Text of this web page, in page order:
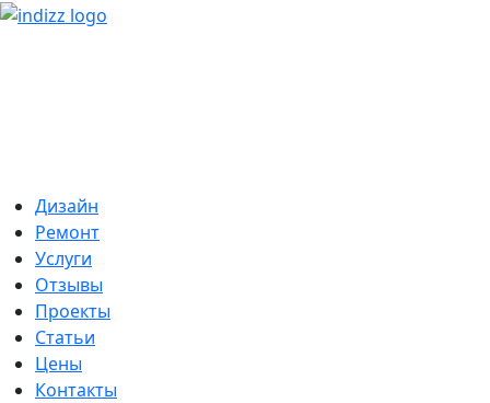
Дизайн
Ремонт
Услуги
Отзывы
Проекты
Статьи
Цены
Контакты